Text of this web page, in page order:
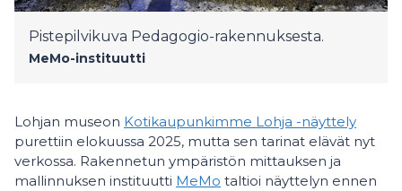
Pistepilvikuva Pedagogio-rakennuksesta.
MeMo-instituutti
Lohjan museon Kotikaupunkimme Lohja -näyttely
purettiin elokuussa 2025, mutta sen tarinat elävät nyt
verkossa. Rakennetun ympäristön mittauksen ja
mallinnuksen instituutti MeMo taltioi näyttelyn ennen